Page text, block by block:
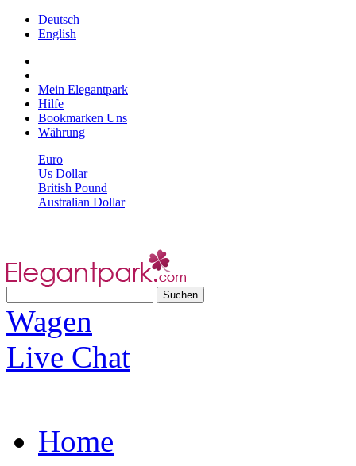
Deutsch
English
Mein Elegantpark
Hilfe
Bookmarken Uns
Währung
Euro
Us Dollar
British Pound
Australian Dollar
Wagen
Live Chat
Home